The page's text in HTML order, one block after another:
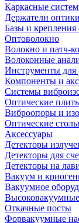
Каркасные
Держатели оптики
Базы и
Оптоволокно
Волокно и патч-
Волоконные
Инструменты для
Компоненты и
Системы
Оптические
Виброопоры и
Оптические
Аксессуары
Детекторы
Детекторы для
Детекторы на
Вакуум и
Вакуумное
Откачные посты
Форвакуумные